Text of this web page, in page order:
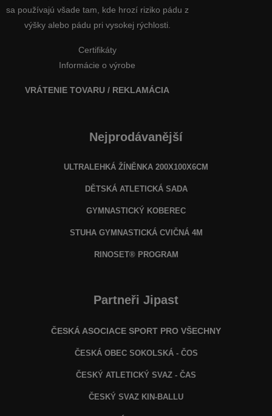
sa používajú všade tam, kde hrozí riziko pádu z
výšky alebo pádu pri vysokej rýchlosti.
Certifikáty
Informácie o výrobe
VRÁTENIE TOVARU / REKLAMÁCIA
Nejprodávanější
ULTRALEHKÁ ŽÍNĚNKA 200X100X6CM
DĚTSKÁ ATLETICKÁ SADA
GYMNASTICKÝ KOBEREC
STUHA GYMNASTICKÁ CVIČNÁ 4M
RINOSET® PROGRAM
Partneři Jipast
ČESKÁ ASOCIACE SPORT PRO VŠECHNY
ČESKÁ OBEC SOKOLSKÁ - ČOS
ČESKÝ ATLETICKÝ SVAZ - ČAS
ČESKÝ SVAZ KIN-BALLU